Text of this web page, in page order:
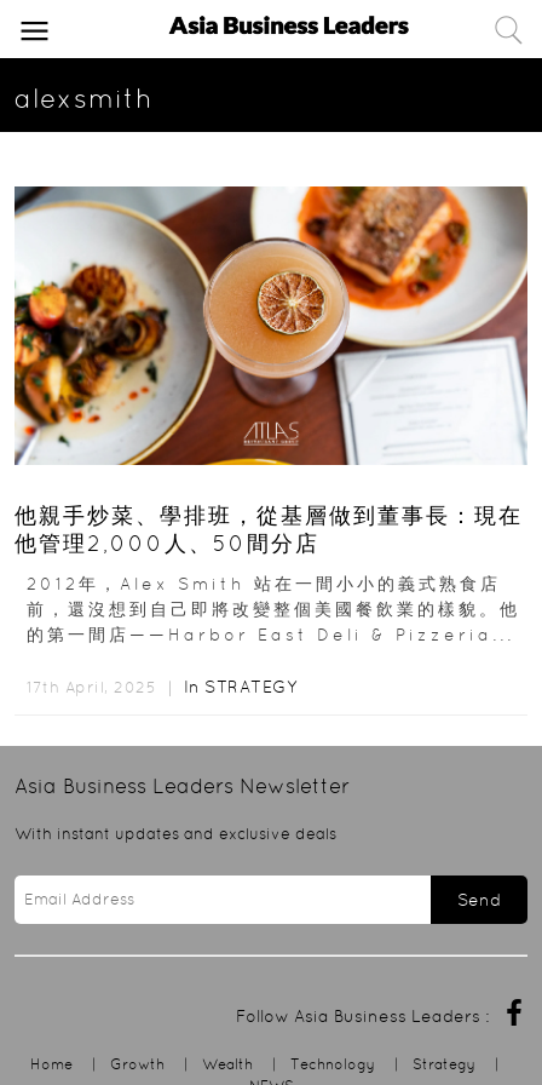
alexsmith
他親手炒菜、學排班，從基層做到董事長：現在
他管理2,000人、50間分店
2012年，Alex Smith 站在一間小小的義式熟食店
前，還沒想到自己即將改變整個美國餐飲業的樣貌。他
的第一間店——Harbor East Deli & Pizzeria...
17th April, 2025 ｜ In STRATEGY
Asia Business Leaders Newsletter
With instant updates and exclusive deals
Send
Follow Asia Business Leaders :
Home | Growth | Wealth | Technology | Strategy
|